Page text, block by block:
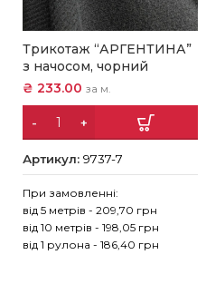
Трикотаж “АРГЕНТИНА”
з начосом, чорний
₴ 233.00 за м.
Артикул:9737-7
При замовленні:
від 5 метрів - 209,70 грн
від 10 метрів - 198,05 грн
від 1 рулона - 186,40 грн